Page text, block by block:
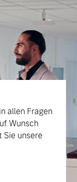
allen Fragen
Wunsch
Sie unsere